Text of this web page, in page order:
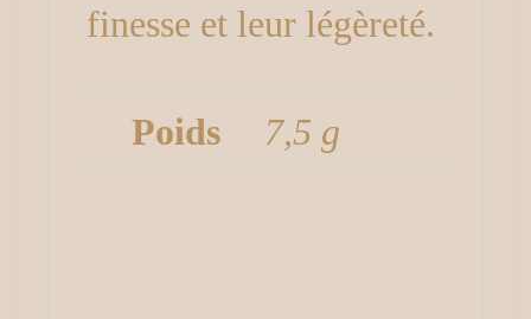
finesse et leur légèreté.
Poids 7,5 g